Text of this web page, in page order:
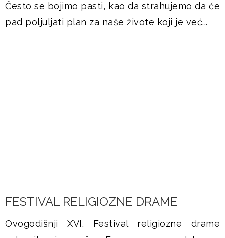
Često se bojimo pasti, kao da strahujemo da će
pad poljuljati plan za naše živote koji je već...
FESTIVAL RELIGIOZNE DRAME
Ovogodišnji XVI. Festival religiozne drame